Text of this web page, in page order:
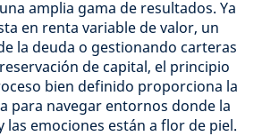
amplia gama de resultados. Ya
en renta variable de valor, un
la deuda o gestionando carteras
de capital, el principio
bien definido proporciona la
para navegar entornos donde la
las emociones están a flor de piel.